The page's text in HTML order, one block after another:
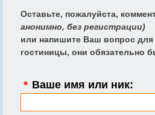
Оставьте, пожалуйста,
анонимно, без регистрации)
или напишите Ваш вопрос
гостиницы, они обязательно
* Ваше имя или ник: